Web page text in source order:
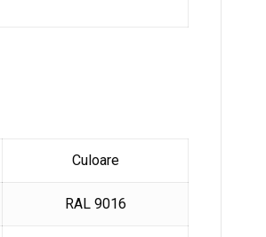
Culoare
RAL 9016